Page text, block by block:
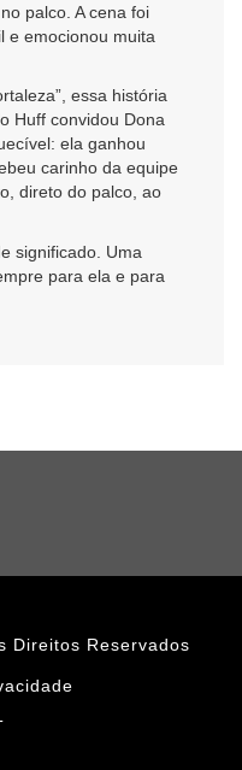
palco. A cena foi
e emocionou muita
essa história
Huff convidou Dona
ela ganhou
carinho da equipe
direto do palco, ao
significado. Uma
para ela e para
Direitos Reservados